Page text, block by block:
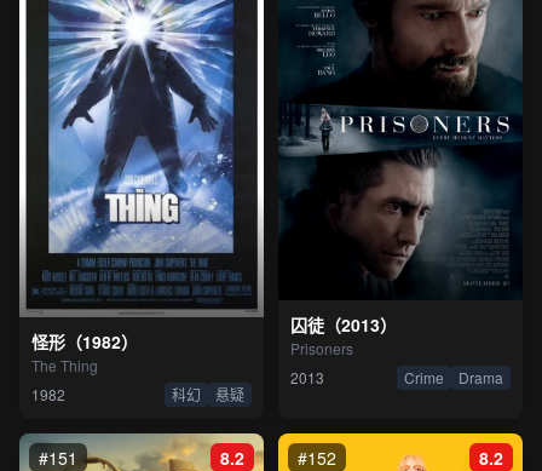
怪形（1982）
The Thing
1982
科幻 悬疑
囚徒（2013）
Prisoners
2013
Crime Drama
8.2
#151 8.2
#152